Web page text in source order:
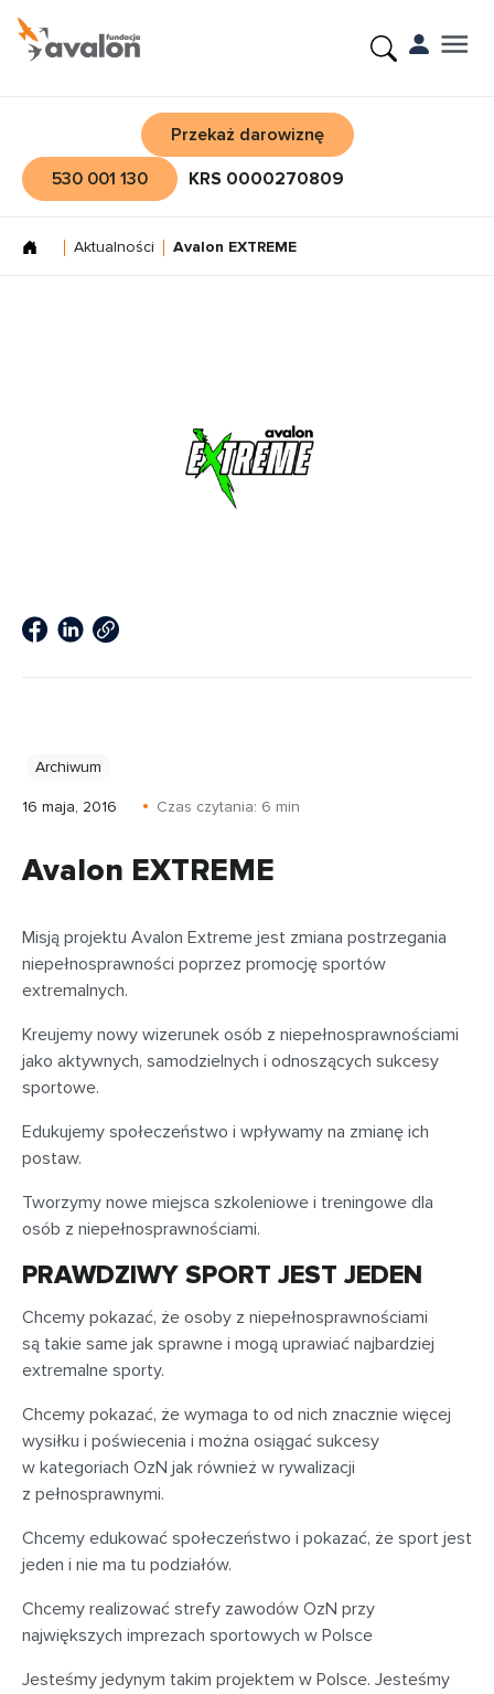
Przekaż darowiznę
530 001 130
KRS 0000270809
Aktualności Avalon EXTREME
Archiwum
16 maja, 2016 Czas czytania: 6 min
Avalon EXTREME
Misją projektu Avalon Extreme jest zmiana postrzegania
niepełnosprawności poprzez promocję sportów
extremalnych.
Kreujemy nowy wizerunek osób z niepełnosprawnościami
jako aktywnych, samodzielnych i odnoszących sukcesy
sportowe.
Edukujemy społeczeństwo i wpływamy na zmianę ich
postaw.
Tworzymy nowe miejsca szkoleniowe i treningowe dla
osób z niepełnosprawnościami.
PRAWDZIWY SPORT JEST JEDEN
Chcemy pokazać, że osoby z niepełnosprawnościami
są takie same jak sprawne i mogą uprawiać najbardziej
extremalne sporty.
Chcemy pokazać, że wymaga to od nich znacznie więcej
wysiłku i poświecenia i można osiągać sukcesy
w kategoriach OzN jak również w rywalizacji
z pełnosprawnymi.
Chcemy edukować społeczeństwo i pokazać, że sport jest
jeden i nie ma tu podziałów.
Chcemy realizować strefy zawodów OzN przy
największych imprezach sportowych w Polsce
Jesteśmy jedynym takim projektem w Polsce. Jesteśmy